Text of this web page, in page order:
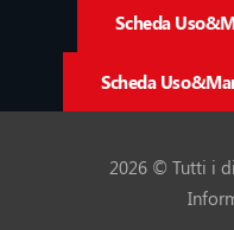
Scheda
Scheda
2026 © Tutti i